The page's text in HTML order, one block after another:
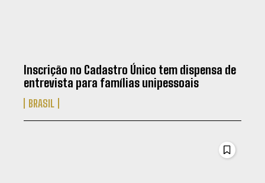
Inscrição no Cadastro Único tem dispensa de
entrevista para famílias unipessoais
BRASIL